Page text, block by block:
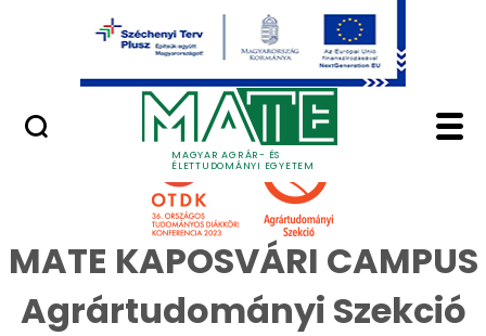
Ugrás a fő tartalomhoz
MAGYAR AGRÁR- ÉS
ÉLETTUDOMÁNYI EGYETEM
Minőségügy
A témában való
MATE KAPOSVÁRI CAMPUS
Agrártudományi Szekció